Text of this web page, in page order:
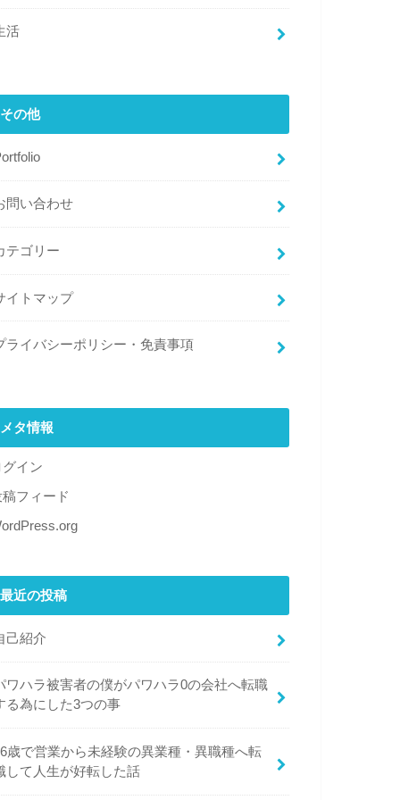
活
その他
問い合わせ
テゴリー
イトマップ
ライバシーポリシー・免責事項
メタ情報
グイン
稿フィード
最近の投稿
己紹介
ワハラ被害者の僕がパワハラ0の会社へ転職
る為にした3つの事
歳で営業から未経験の異業種・異職種へ転
して人生が好転した話